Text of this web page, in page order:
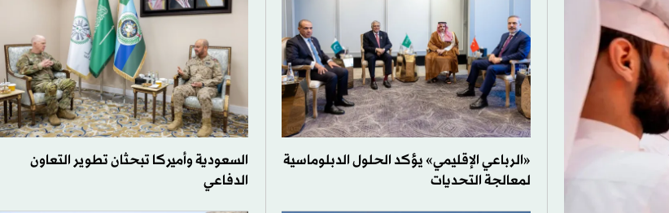
«الرباعي الإقليمي» يؤكد الحلول الدبلوماسية
لمعالجة التحديات
السعودية وأميركا تبحثان تطوير التعاون
الدفاعي